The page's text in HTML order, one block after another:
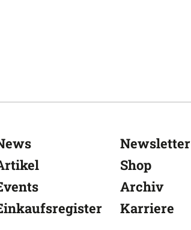
Newsletter
Shop
Archiv
Karriere